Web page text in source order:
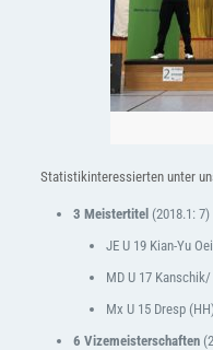
Statistikinteressierten unter
3 Meistertitel(2018.1: 7)
JE U 19 Kian-Yu Oei
MD U 17
Mx U 15 Dresp
6 Vizemeisterschaften